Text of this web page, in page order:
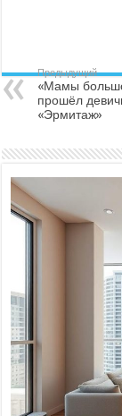
Предыдущий
«Мамы
прошёл
«Эрмитаж»